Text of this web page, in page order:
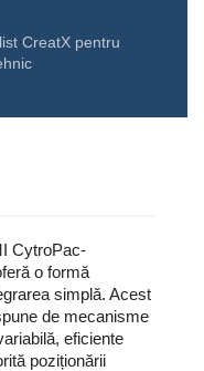
CreatX pentru
CytroPac-
o formă
simplă. Acest
de mecanisme
eficiente
poziționării